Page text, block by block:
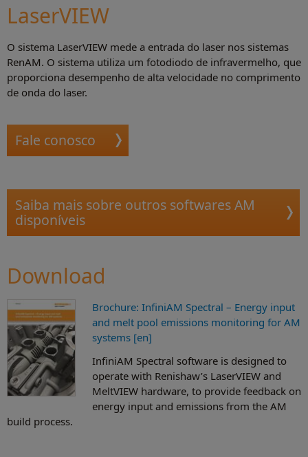
LaserVIEW
O sistema LaserVIEW mede a entrada do laser nos sistemas
RenAM. O sistema utiliza um fotodiodo de infravermelho, que
proporciona desempenho de alta velocidade no comprimento
de onda do laser.
Fale conosco
Saiba mais sobre outros softwares AM
disponíveis
Download
Brochure: InfiniAM Spectral – Energy input
and melt pool emissions monitoring for AM
systems [en]
InfiniAM Spectral software is designed to
operate with Renishaw’s LaserVIEW and
MeltVIEW hardware, to provide feedback on
energy input and emissions from the AM
build process.